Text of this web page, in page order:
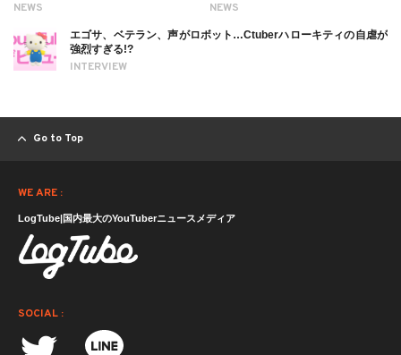
NEWS NEWS
INTERVIEW
エゴサ、ベテラン、声がロボット…Ctuberハローキティの自虐が
強烈すぎる!?
Go to Top
WE ARE :
LogTube|国内最大のYouTuberニュースメディア
SOCIAL :